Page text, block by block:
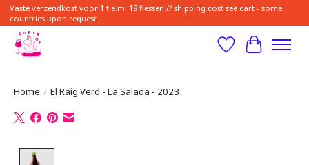
Vaste verzendkost voor 1 t.e.m. 18 flessen // shipping cost see cart - some
countries upon request
Verlanglijst
Home / El Raig Verd - La Salada - 2023